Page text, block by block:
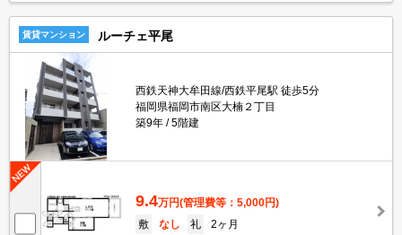
賃貸マンション ルーチェ平尾
西鉄天神大牟田線/西鉄平尾駅 徒歩5分
福岡県福岡市南区大楠２丁目
築9年
5階建
9.4万円(管理費等：5,000円)
敷
なし 礼
2ヶ月